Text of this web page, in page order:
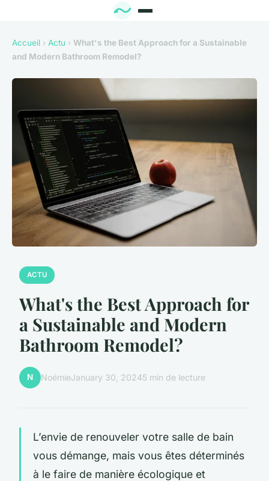
Accueil › Actu › What's the Best Approach for a Sustainable
and Modern Bathroom Remodel?
ACTU
What's the Best Approach for
a Sustainable and Modern
Bathroom Remodel?
N NoémieJanuary 30, 20245 min de lecture
L’envie de renouveler votre salle de bain
vous démange, mais vous êtes déterminés
à le faire de manière écologique et